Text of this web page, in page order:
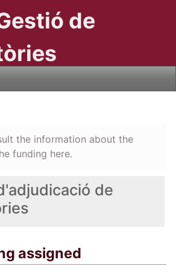
de
de
assigned
the information about the
funding here.